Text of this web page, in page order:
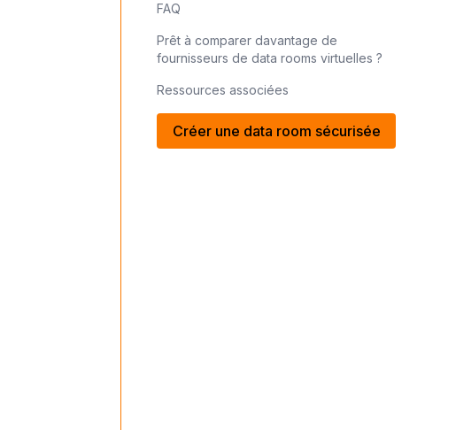
FAQ
Prêt à comparer davantage de
fournisseurs de data rooms virtuelles ?
Ressources associées
Créer une data room sécurisée